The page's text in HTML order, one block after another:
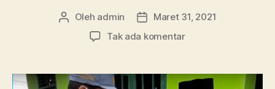
Penulis
artikel
Oleh admin
Tanggal
artikel
Maret 31, 2021
Tak ada komentarpada
Tatap